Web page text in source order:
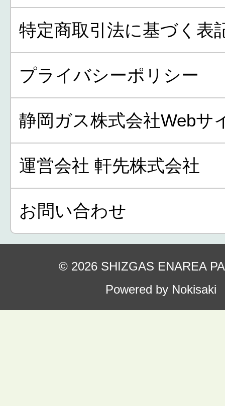
特定商取引法に基づく表
プライバシーポリシー
静岡ガス株式会社Webサ
運営会社 軒先株式会社
お問い合わせ
© 2026 SHIZGAS ENAREA
Powered by Nokisaki